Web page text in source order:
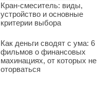
Кран-смеситель: виды,
устройство и основные
критерии выбора
Как деньги сводят с ума: 6
фильмов о финансовых
махинациях, от которых не
оторваться